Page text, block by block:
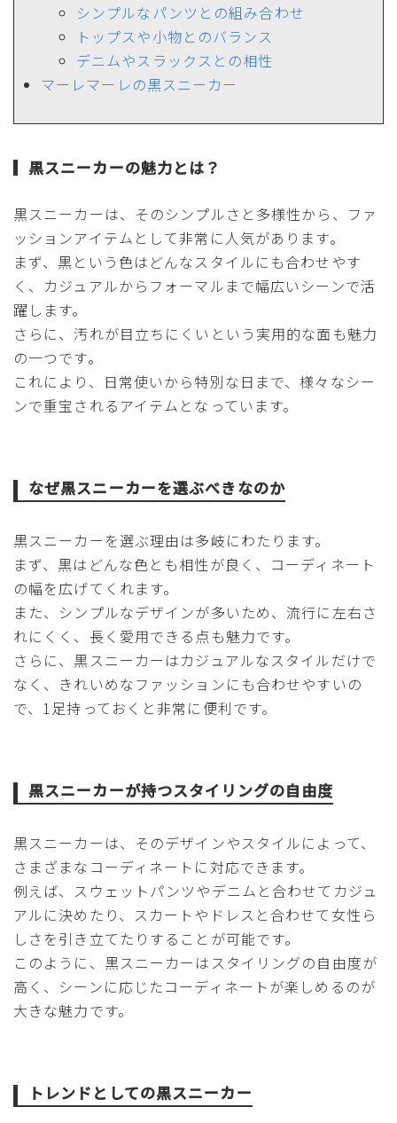
シンプルなパンツとの組み合わせ
トップスや小物とのバランス
デニムやスラックスとの相性
マーレマーレの黒スニーカー
黒スニーカーの魅力とは？
黒スニーカーは、そのシンプルさと多様性から、ファ
ッションアイテムとして非常に人気があります。
まず、黒という色はどんなスタイルにも合わせやす
く、カジュアルからフォーマルまで幅広いシーンで活
躍します。
さらに、汚れが目立ちにくいという実用的な面も魅力
の一つです。
これにより、日常使いから特別な日まで、様々なシー
ンで重宝されるアイテムとなっています。
なぜ黒スニーカーを選ぶべきなのか
黒スニーカーを選ぶ理由は多岐にわたります。
まず、黒はどんな色とも相性が良く、コーディネート
の幅を広げてくれます。
また、シンプルなデザインが多いため、流行に左右さ
れにくく、長く愛用できる点も魅力です。
さらに、黒スニーカーはカジュアルなスタイルだけで
なく、きれいめなファッションにも合わせやすいの
で、1足持っておくと非常に便利です。
黒スニーカーが持つスタイリングの自由度
黒スニーカーは、そのデザインやスタイルによって、
さまざまなコーディネートに対応できます。
例えば、スウェットパンツやデニムと合わせてカジュ
アルに決めたり、スカートやドレスと合わせて女性ら
しさを引き立てたりすることが可能です。
このように、黒スニーカーはスタイリングの自由度が
高く、シーンに応じたコーディネートが楽しめるのが
大きな魅力です。
トレンドとしての黒スニーカー